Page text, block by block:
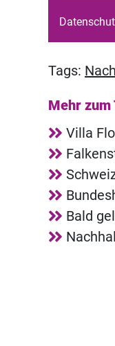
Tags:
Mehr zum
Villa
Bald